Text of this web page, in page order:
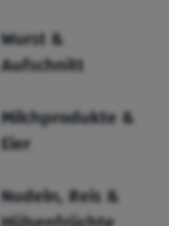
Wurst &
Aufschnitt
Milchprodukte &
Eier
Nudeln, Reis &